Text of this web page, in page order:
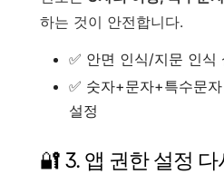
하는 것이 안전합니다.
✅ 안면 인식/지문 인식
✅ 숫자+문자+특수문
설정
🔐 3. 앱 권한 설정